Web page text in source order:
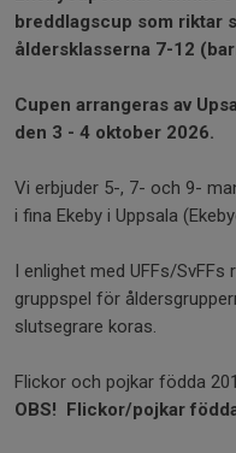
breddlagscup som riktar
åldersklasserna 7-12
Cupen arrangeras av
den 3 - 4 oktober 2026.
Vi erbjuder 5-, 7- och 9-
i fina Ekeby i Uppsala
I enlighet med UFFs/
gruppspel för
slutsegrare koras.
Flickor och pojkar födda
OBS! Flickor/pojkar